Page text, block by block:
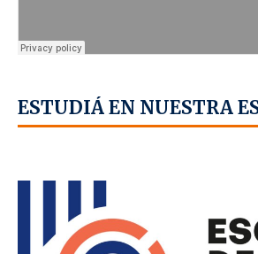
ESTUDIÁ EN NUESTRA